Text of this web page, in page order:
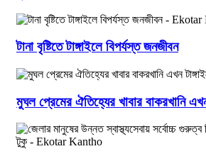
টানা বৃষ্টিতে টাঙ্গাইলে বিপর্যস্ত জনজীবন
মুঘল প্রেমের ঐতিহ্যের খাবার বাকরখানি